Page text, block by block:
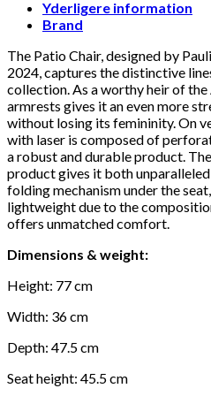
Yderligere information
Brand
The Patio Chair, designed by
2024, captures the distinctive
collection. As a worthy heir of
armrests gives it an even more
without losing its femininity. On
with laser is composed of
a robust and durable product.
product gives it both
folding mechanism under the
lightweight due to the
offers unmatched comfort.
Dimensions & weight:
Height: 77 cm
Width: 36 cm
Depth: 47.5 cm
Seat height: 45.5 cm